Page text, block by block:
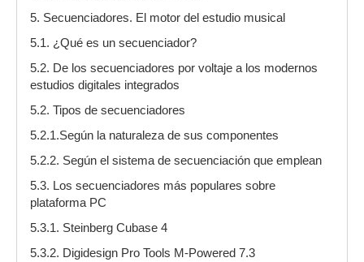
5. Secuenciadores. El motor del estudio musical
5.1. ¿Qué es un secuenciador?
5.2. De los secuenciadores por voltaje a los modernos
estudios digitales integrados
5.2. Tipos de secuenciadores
5.2.1.Según la naturaleza de sus componentes
5.2.2. Según el sistema de secuenciación que emplean
5.3. Los secuenciadores más populares sobre
plataforma PC
5.3.1. Steinberg Cubase 4
5.3.2. Digidesign Pro Tools M-Powered 7.3